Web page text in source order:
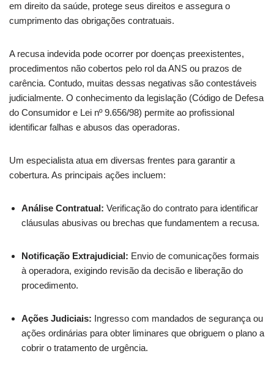
em direito da saúde, protege seus direitos e assegura o
cumprimento das obrigações contratuais.
A recusa indevida pode ocorrer por doenças preexistentes,
procedimentos não cobertos pelo rol da ANS ou prazos de
carência. Contudo, muitas dessas negativas são contestáveis
judicialmente. O conhecimento da legislação (Código de Defesa
do Consumidor e Lei nº 9.656/98) permite ao profissional
identificar falhas e abusos das operadoras.
Um especialista atua em diversas frentes para garantir a
cobertura. As principais ações incluem:
Análise Contratual: Verificação do contrato para identificar
cláusulas abusivas ou brechas que fundamentem a recusa.
Notificação Extrajudicial: Envio de comunicações formais
à operadora, exigindo revisão da decisão e liberação do
procedimento.
Ações Judiciais: Ingresso com mandados de segurança ou
ações ordinárias para obter liminares que obriguem o plano a
cobrir o tratamento de urgência.